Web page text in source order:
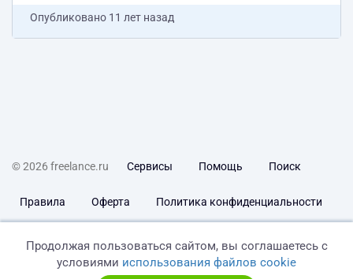
Опубликовано 11 лет назад
© 2026 freelance.ru Сервисы Помощь Поиск
Правила Оферта Политика конфиденциальности
Продолжая пользоваться сайтом, вы соглашаетесь с
условиями использования файлов cookie